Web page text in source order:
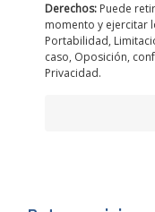
Derechos: Puede
momento y ejercitar
Portabilidad,
caso, Oposición,
Privacidad.